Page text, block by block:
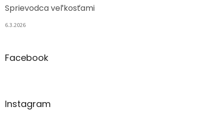
Sprievodca veľkosťami
6.3.2026
Facebook
Instagram